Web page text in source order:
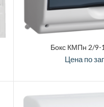
Бокс КМПн 2/9-
Цена по